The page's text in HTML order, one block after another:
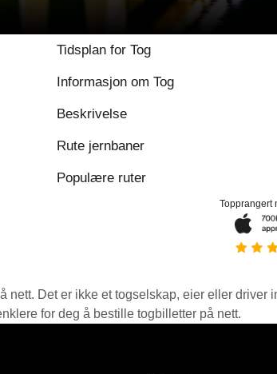
Tidsplan for Tog
Informasjon om Tog
Beskrivelse
Rute jernbaner
Populære ruter
Topprangert
Det er ikke et togselskap, eier eller
for deg å bestille togbilletter på nett.
9.2 / 10 basert på